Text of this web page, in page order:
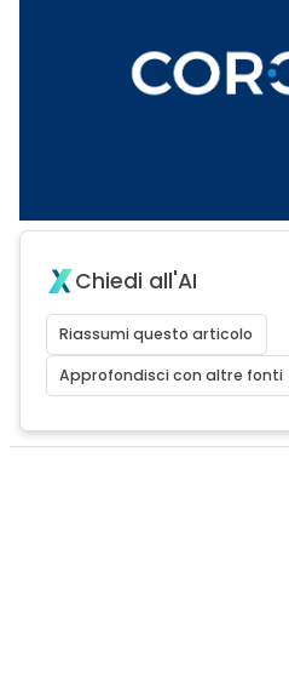
Chiedi all'AI
Riassumi questo articolo
Approfondisci con altre fonti